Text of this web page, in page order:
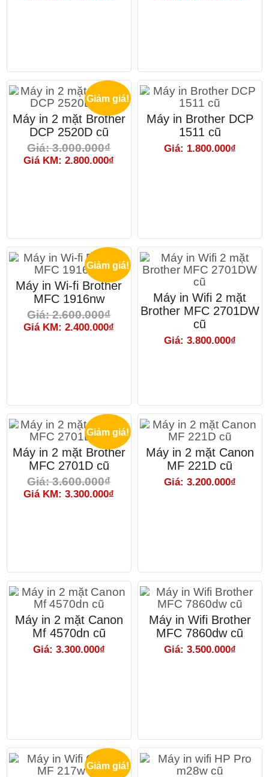
Giảm giá!
Máy in 2 mặt Brother
DCP 2520D cũ
Giá: 3.000.000₫
Giá KM: 2.800.000₫
Máy in Brother DCP
1511 cũ
Giá: 1.800.000₫
Giảm giá!
Máy in Wi-fi Brother
MFC 1916nw
Giá: 2.600.000₫
Giá KM: 2.400.000₫
Máy in Wifi 2 mặt
Brother MFC 2701DW
cũ
Giá: 3.800.000₫
Giảm giá!
Máy in 2 mặt Brother
MFC 2701D cũ
Giá: 3.600.000₫
Giá KM: 3.300.000₫
Máy in 2 mặt Canon
MF 221D cũ
Giá: 3.200.000₫
Máy in 2 mặt Canon
Mf 4570dn cũ
Giá: 3.300.000₫
Máy in Wifi Brother
MFC 7860dw cũ
Giá: 3.500.000₫
Giảm giá!